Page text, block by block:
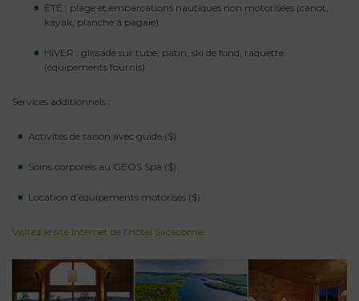
ÉTÉ : plage et embarcations nautiques non motorisées (canot,
kayak, planche à pagaie)
HIVER : glissade sur tube, patin, ski de fond, raquette
(équipements fournis)
Services additionnels :
Activités de saison avec guide ($)
Soins corporels au GEOS Spa ($)
Location d’équipements motorisés ($)
Visitez le site Internet de l’Hôtel Sacacomie